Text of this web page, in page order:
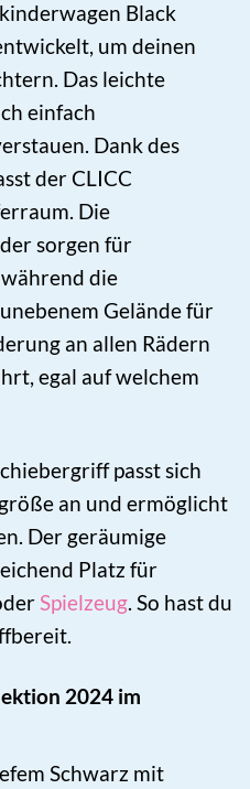
Black
um deinen
Das leichte
einfach
Dank des
der CLICC
Die
sorgen für
die
Gelände für
an allen Rädern
egal auf welchem
passt sich
an und ermöglicht
Der geräumige
Platz für
Spielzeug. So hast du
2024 im
Schwarz mit